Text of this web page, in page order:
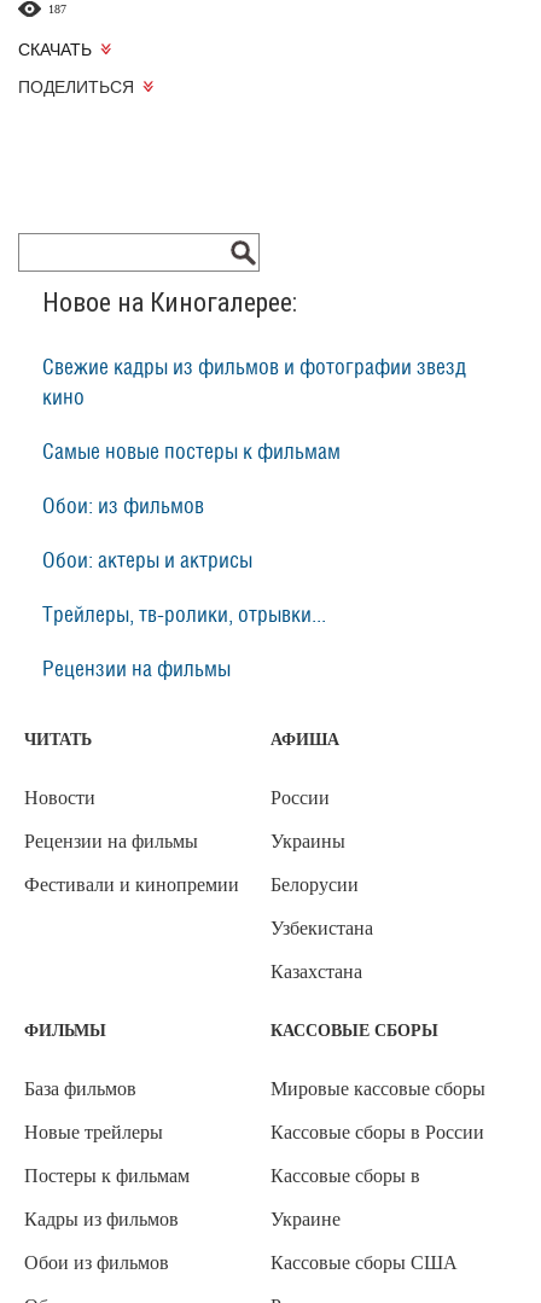
187
СКАЧАТЬ
ПОДЕЛИТЬСЯ
Новое на Киногалерее:
Свежие кадры из фильмов и фотографии звезд
кино
Самые новые постеры к фильмам
Обои: из фильмов
Обои: актеры и актрисы
Трейлеры, тв-ролики, отрывки...
Рецензии на фильмы
ЧИТАТЬ
Новости
Рецензии на фильмы
Фестивали и кинопремии
АФИША
России
Украины
Белорусии
Узбекистана
Казахстана
ФИЛЬМЫ
База фильмов
Новые трейлеры
Постеры к фильмам
Кадры из фильмов
Обои из фильмов
КАССОВЫЕ СБОРЫ
Мировые кассовые сборы
Кассовые сборы в России
Кассовые сборы в
Украине
Кассовые сборы США